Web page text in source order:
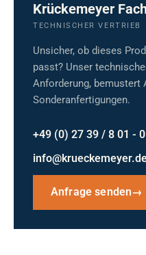
Krückemeyer
TECHNISCHER VERTRIEB
Unsicher, ob dieses
passt? Unser
Anforderung, bemustert
Sonderanfertigungen.
+49 (0) 27 39 / 8 01 - 0
Anfrage senden→